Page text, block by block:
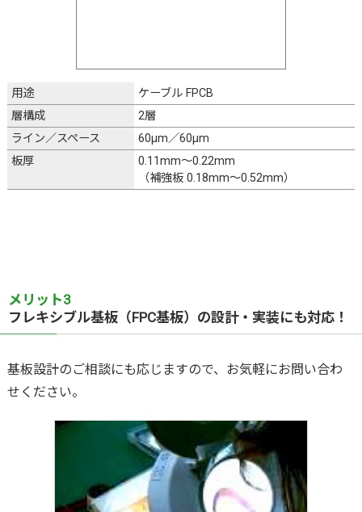
用途
ケーブル FPCB
層構成
2層
ライン／スペース
60μm／60μm
板厚
0.11mm～0.22mm
（補強板 0.18mm～0.52mm）
メリット3
フレキシブル基板（FPC基板）の設計・実装にも対応！
基板設計のご相談にも応じますので、お気軽にお問い合わ
せください。